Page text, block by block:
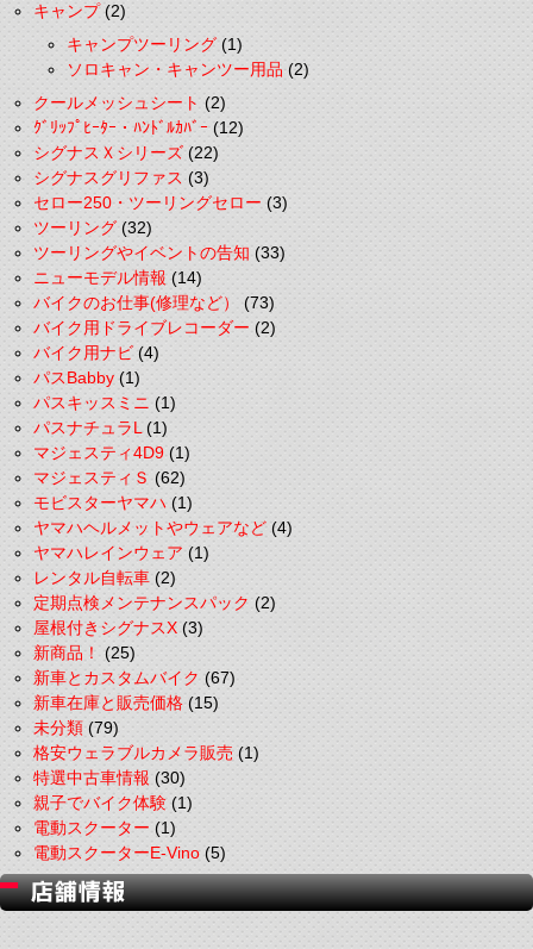
キャンプ(2)
キャンプツーリング(1)
ソロキャン・キャンツー用品(2)
クールメッシュシート(2)
ｸﾞﾘｯﾌﾟﾋｰﾀｰ・ﾊﾝﾄﾞﾙｶﾊﾞｰ(12)
シグナスＸシリーズ(22)
シグナスグリファス(3)
セロー250・ツーリングセロー(3)
ツーリング(32)
ツーリングやイベントの告知(33)
ニューモデル情報(14)
バイクのお仕事(修理など）(73)
バイク用ドライブレコーダー(2)
バイク用ナビ(4)
パスBabby(1)
パスキッスミニ(1)
パスナチュラL(1)
マジェスティ4D9(1)
マジェスティＳ(62)
モビスターヤマハ(1)
ヤマハヘルメットやウェアなど(4)
ヤマハレインウェア(1)
レンタル自転車(2)
定期点検メンテナンスパック(2)
屋根付きシグナスX(3)
新商品！(25)
新車とカスタムバイク(67)
新車在庫と販売価格(15)
未分類(79)
格安ウェラブルカメラ販売(1)
特選中古車情報(30)
親子でバイク体験(1)
電動スクーター(1)
電動スクーターE-Vino(5)